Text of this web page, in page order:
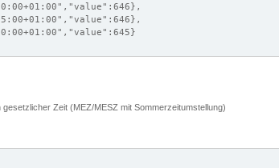
Zeit (MEZ/MESZ mit Sommerzeitumstellung)